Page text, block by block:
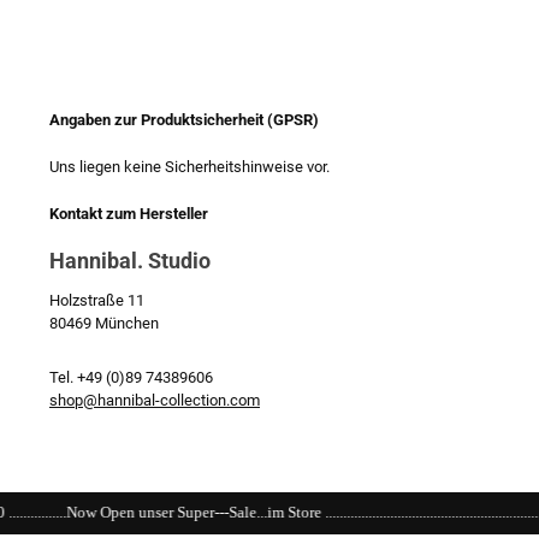
Angaben zur Produktsicherheit (GPSR)
Uns liegen keine Sicherheitshinweise vor.
Kontakt zum Hersteller
Hannibal. Studio
Holzstraße 11
80469 München
Tel. +49 (0)89 74389606
shop@hannibal-collection.com
unser Super---Sale...im Store